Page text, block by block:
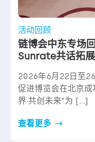
活动回顾
链博会中东专场
Sunrate共话拓
2026年6月22日至
促进博览会在北京
界·共创未来”为 […]
查看更多